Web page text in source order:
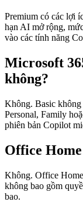
Premium có các lợi
hạn AI mở rộng,
vào các tính năng
Microsoft
không?
Không. Basic không
Personal, Family
phiên bản Copilot
Office
Không. Office
không bao gồm
bao.